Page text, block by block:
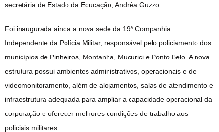
secretária de Estado da Educação, Andréa Guzzo.
Foi inaugurada ainda a nova sede da 19ª Companhia
Independente da Polícia Militar, responsável pelo policiamento dos
municípios de Pinheiros, Montanha, Mucurici e Ponto Belo. A nova
estrutura possui ambientes administrativos, operacionais e de
videomonitoramento, além de alojamentos, salas de atendimento e
infraestrutura adequada para ampliar a capacidade operacional da
corporação e oferecer melhores condições de trabalho aos
policiais militares.